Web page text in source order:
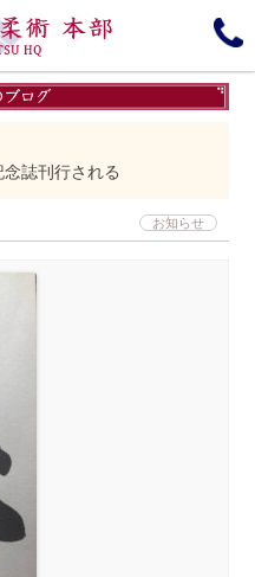
誌刊行される
お知らせ